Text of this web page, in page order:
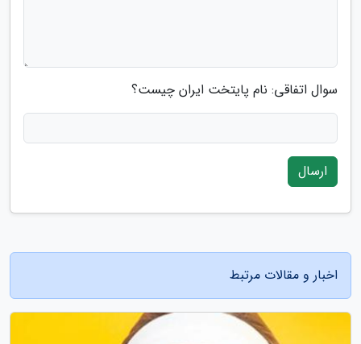
سوال اتفاقی: نام پایتخت ایران چیست؟
ارسال
اخبار و مقالات مرتبط